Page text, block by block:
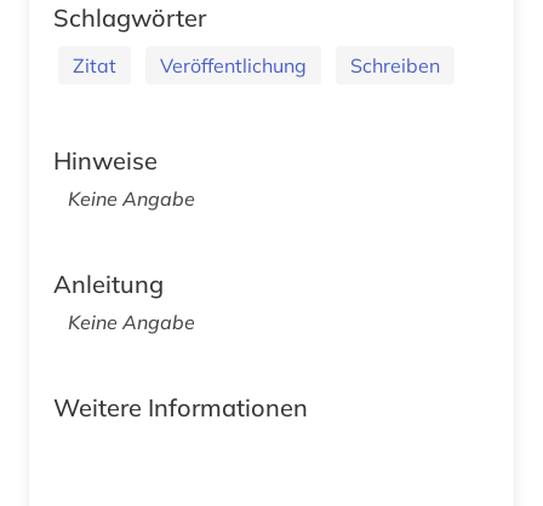
Schlagwörter
Zitat Veröffentlichung Schreiben
Hinweise
Keine Angabe
Anleitung
Keine Angabe
Weitere Informationen